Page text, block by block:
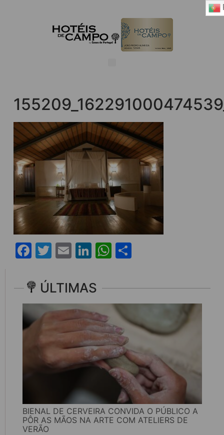
Facebook
Twitter
EmailLinkedIn
WhatsApp
ÚLTIMAS
BIENAL DE CERVEIRA CONVIDA O PÚBLICO A
PÔR AS MÃOS NA ARTE COM ATELIERS DE
VERÃO